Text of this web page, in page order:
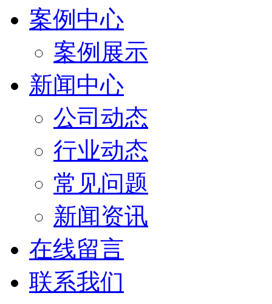
案例中心
案例展示
新闻中心
公司动态
行业动态
常见问题
新闻资讯
在线留言
联系我们